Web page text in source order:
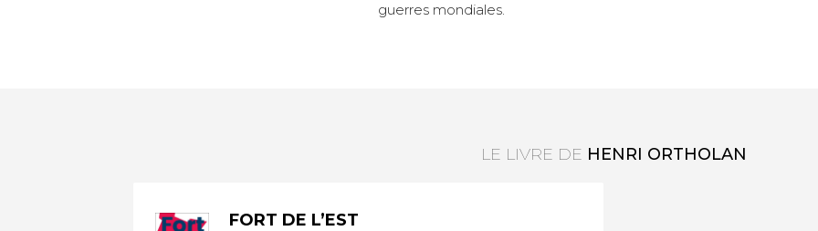
guerres mondiales.
LE LIVRE DE HENRI ORTHOLAN
FORT DE L’EST